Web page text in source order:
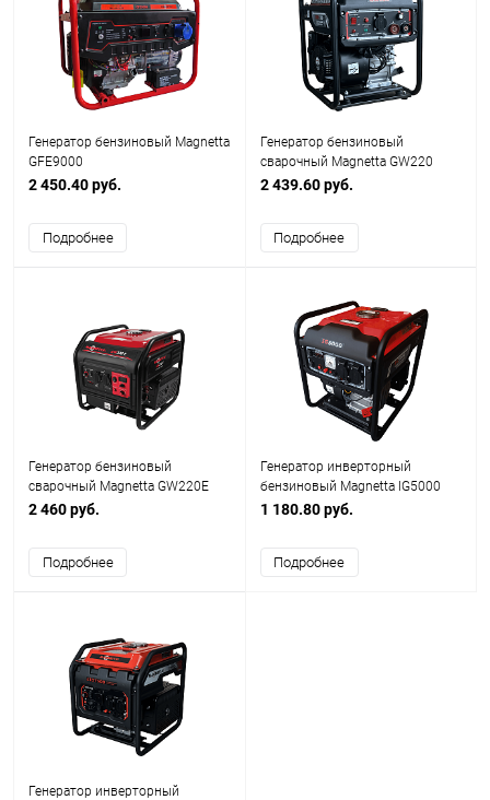
Генератор бензиновый Magnetta
GFE9000
2 450.40 руб.
Подробнее
Генератор бензиновый
сварочный Magnetta GW220
2 439.60 руб.
Подробнее
Генератор бензиновый
сварочный Magnetta GW220E
2 460 руб.
Подробнее
Генератор инверторный
бензиновый Magnetta IG5000
1 180.80 руб.
Подробнее
Генератор инверторный